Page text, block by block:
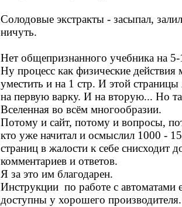
Солодовые экстракты - засыпал,
ничуть.
Нет общепризнанного учебника на
Ну процесс как физические
уместить и на 1 стр. И этой страницы
на первую варку. И на вторую... Но
Вселенная во всём многообразии.
Потому и сайт, потому и вопросы,
кто уже начитал и осмыслил 1000 -
страниц в жалости к себе снисходит
комментариев и ответов.
Я за это им благодарен.
Инструкции по работе с автоматами
доступны у хорошего